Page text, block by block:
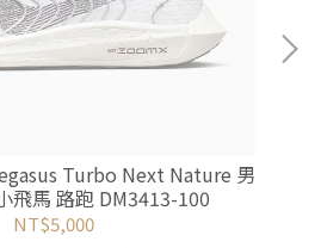
Turbo Next Nature 男
飛馬 路跑 DM3413-100
NT$5,000